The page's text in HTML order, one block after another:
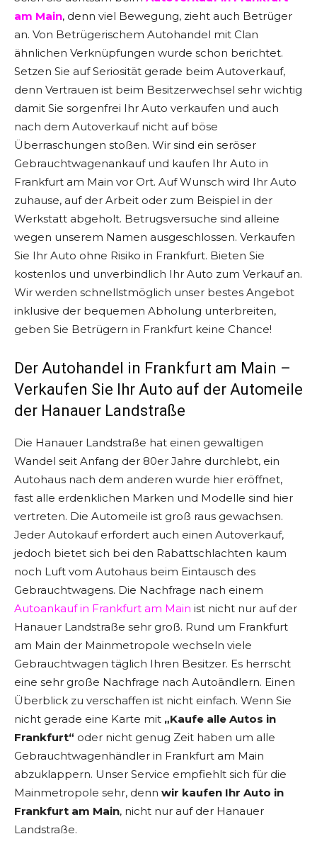
am Main, denn viel Bewegung, zieht auch Betrüger
an. Von Betrügerischem Autohandel mit Clan
ähnlichen Verknüpfungen wurde schon berichtet.
Setzen Sie auf Seriosität gerade beim Autoverkauf,
denn Vertrauen ist beim Besitzerwechsel sehr wichtig
damit Sie sorgenfrei Ihr Auto verkaufen und auch
nach dem Autoverkauf nicht auf böse
Überraschungen stoßen. Wir sind ein seröser
Gebrauchtwagenankauf und kaufen Ihr Auto in
Frankfurt am Main vor Ort. Auf Wunsch wird Ihr Auto
zuhause, auf der Arbeit oder zum Beispiel in der
Werkstatt abgeholt. Betrugsversuche sind alleine
wegen unserem Namen ausgeschlossen. Verkaufen
Sie Ihr Auto ohne Risiko in Frankfurt. Bieten Sie
kostenlos und unverbindlich Ihr Auto zum Verkauf an.
Wir werden schnellstmöglich unser bestes Angebot
inklusive der bequemen Abholung unterbreiten,
geben Sie Betrügern in Frankfurt keine Chance!
Der Autohandel in Frankfurt am Main –
Verkaufen Sie Ihr Auto auf der Automeile
der Hanauer Landstraße
Die Hanauer Landstraße hat einen gewaltigen
Wandel seit Anfang der 80er Jahre durchlebt, ein
Autohaus nach dem anderen wurde hier eröffnet,
fast alle erdenklichen Marken und Modelle sind hier
vertreten. Die Automeile ist groß raus gewachsen.
Jeder Autokauf erfordert auch einen Autoverkauf,
jedoch bietet sich bei den Rabattschlachten kaum
noch Luft vom Autohaus beim Eintausch des
Gebrauchtwagens. Die Nachfrage nach einem
Autoankauf in Frankfurt am Main ist nicht nur auf der
Hanauer Landstraße sehr groß. Rund um Frankfurt
am Main der Mainmetropole wechseln viele
Gebrauchtwagen täglich Ihren Besitzer. Es herrscht
eine sehr große Nachfrage nach Autoändlern. Einen
Überblick zu verschaffen ist nicht einfach. Wenn Sie
nicht gerade eine Karte mit „Kaufe alle Autos in
Frankfurt“ oder nicht genug Zeit haben um alle
Gebrauchtwagenhändler in Frankfurt am Main
abzuklappern. Unser Service empfiehlt sich für die
Mainmetropole sehr, denn wir kaufen Ihr Auto in
Frankfurt am Main, nicht nur auf der Hanauer
Landstraße.